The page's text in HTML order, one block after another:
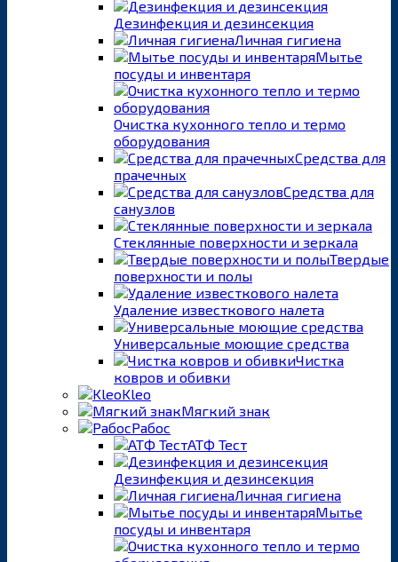
Дезинфекция и дезинсекция
Личная гигиена
Мытье
посуды и инвентаря
Очистка кухонного тепло и термо
оборудования
Средства для
прачечных
Средства для
санузлов
Стеклянные поверхности и зеркала
Твердые
поверхности и полы
Удаление известкового налета
Универсальные моющие средства
Чистка
ковров и обивки
Kleo
Мягкий знак
Рабос
АТФ Тест
Дезинфекция и дезинсекция
Личная гигиена
Мытье
посуды и инвентаря